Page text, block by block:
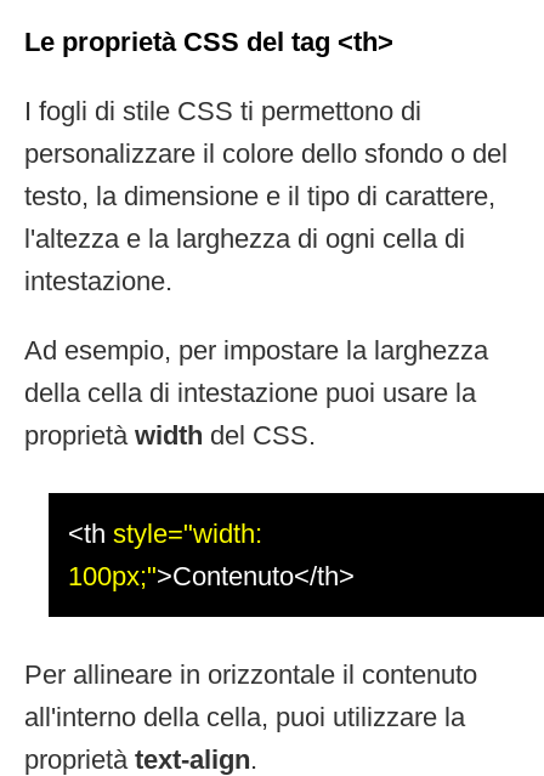
Le proprietà CSS del tag <th>
I fogli di stile CSS ti permettono di
personalizzare il colore dello sfondo o del
testo, la dimensione e il tipo di carattere,
l'altezza e la larghezza di ogni cella di
intestazione.
Ad esempio, per impostare la larghezza
della cella di intestazione puoi usare la
proprietà width del CSS.
<th style="width:
100px;">Contenuto</th>
Per allineare in orizzontale il contenuto
all'interno della cella, puoi utilizzare la
proprietà text-align.